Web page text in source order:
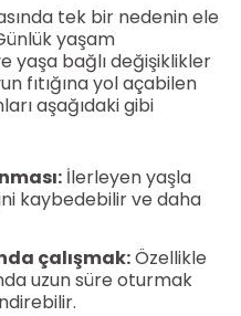
tek bir nedenin ele
yaşam
yaşa bağlı değişiklikler
fıtığına yol açabilen
aşağıdaki gibi
İlerleyen yaşla
kaybedebilir ve daha
çalışmak:Özellikle
uzun süre oturmak